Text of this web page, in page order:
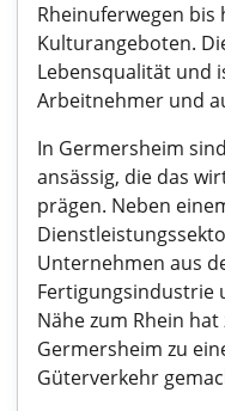
Rheinuferwegen bis
Kulturangeboten.
Lebensqualität und
Arbeitnehmer und
In Germersheim
ansässig, die das
prägen. Neben
Unternehmen aus
Fertigungsindustrie
Nähe zum Rhein
Germersheim zu
Güterverkehr